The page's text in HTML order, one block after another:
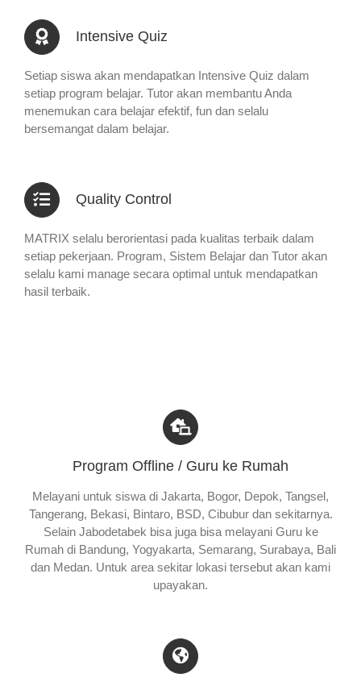
Intensive Quiz
Setiap siswa akan mendapatkan Intensive Quiz dalam
setiap program belajar. Tutor akan membantu Anda
menemukan cara belajar efektif, fun dan selalu
bersemangat dalam belajar.
Quality Control
MATRIX selalu berorientasi pada kualitas terbaik dalam
setiap pekerjaan. Program, Sistem Belajar dan Tutor akan
selalu kami manage secara optimal untuk mendapatkan
hasil terbaik.
Program Offline / Guru ke Rumah
Melayani untuk siswa di Jakarta, Bogor, Depok, Tangsel,
Tangerang, Bekasi, Bintaro, BSD, Cibubur dan sekitarnya.
Selain Jabodetabek bisa juga bisa melayani Guru ke
Rumah di Bandung, Yogyakarta, Semarang, Surabaya, Bali
dan Medan. Untuk area sekitar lokasi tersebut akan kami
upayakan.